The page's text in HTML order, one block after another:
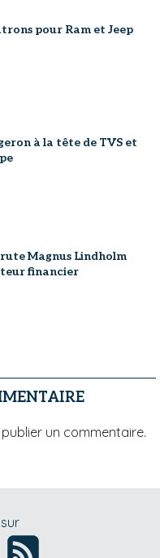
pour Ram et Jeep
à la tête de TVS et
Magnus Lindholm
financier
un commentaire.